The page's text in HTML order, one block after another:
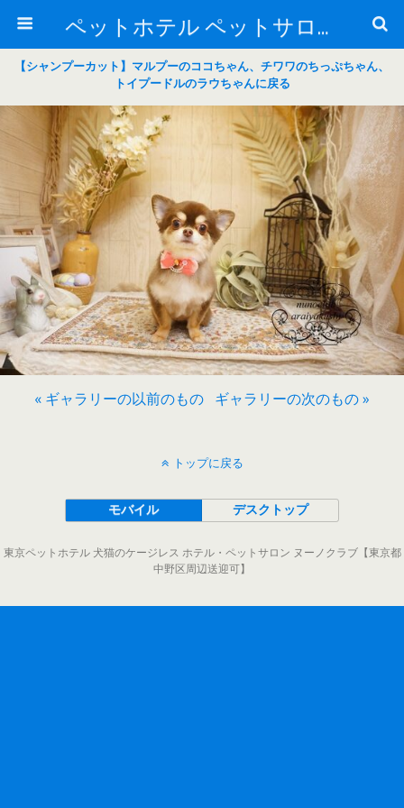
ペットホテル ペットサロン トリミングサロン 東京 ヌーノクラブのブログ
【シャンプーカット】マルプーのココちゃん、チワワのちっぷちゃん、
トイプードルのラウちゃんに戻る
« ギャラリーの以前のもの ギャラリーの次のもの »
トップに戻る
モバイル デスクトップ
東京ペットホテル 犬猫のケージレス ホテル・ペットサロン ヌーノクラブ【東京都
中野区周辺送迎可】